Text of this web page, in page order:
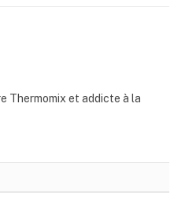
Thermomix et addicte à la